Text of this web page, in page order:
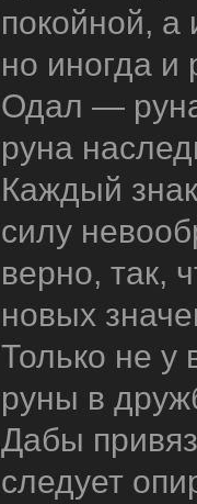
покойной,
но иногда и
Одал —
руна
Каждый
силу
верно, так,
новых
Только не у
руны в
Дабы
следует